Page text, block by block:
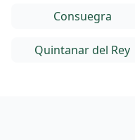
Consuegra
Quintanar del Rey